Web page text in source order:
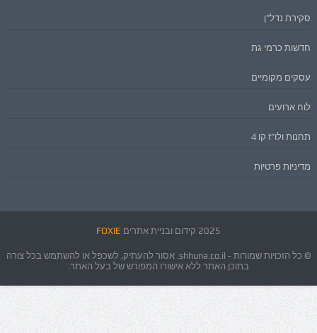
סקירת נדל"ן
חדשות כרמי גת
עסקים מקומיים
לוח ארועים
תחנות ולו"ז קו 4
מדיניות פרטיות
2025 קידום ובניית אתרים FOXIE
© כל הזכויות שמורות - shhuna.co.il. אסור להעתיק, לשכפל או להשתמש בכל צורה
בתוכן האתר ללא אישורו המפורש של בעל האתר.